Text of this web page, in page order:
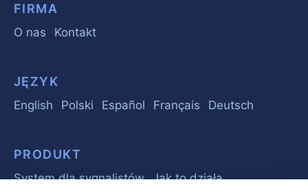
FIRMA
O nas Kontakt
JĘZYK
English Polski Español Français Deutsch
PRODUKT
System dla sygnalistów Jak to działa